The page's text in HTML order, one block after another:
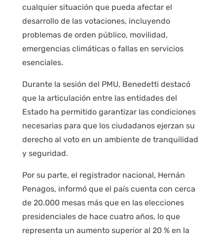
cualquier situación que pueda afectar el
desarrollo de las votaciones, incluyendo
problemas de orden público, movilidad,
emergencias climáticas o fallas en servicios
esenciales.
Durante la sesión del PMU, Benedetti destacó
que la articulación entre las entidades del
Estado ha permitido garantizar las condiciones
necesarias para que los ciudadanos ejerzan su
derecho al voto en un ambiente de tranquilidad
y seguridad.
Por su parte, el registrador nacional, Hernán
Penagos, informó que el país cuenta con cerca
de 20.000 mesas más que en las elecciones
presidenciales de hace cuatro años, lo que
representa un aumento superior al 20 % en la